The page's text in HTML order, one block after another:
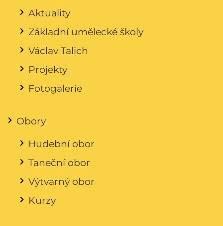
Aktuality
Základní umělecké školy
Václav Talich
Projekty
Fotogalerie
Obory
Hudební obor
Taneční obor
Výtvarný obor
Kurzy